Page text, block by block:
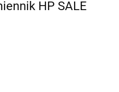
HP SALE